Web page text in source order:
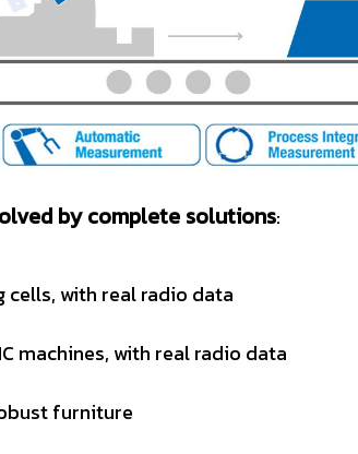
by complete solutions:
with real radio data
machines, with real radio data
furniture